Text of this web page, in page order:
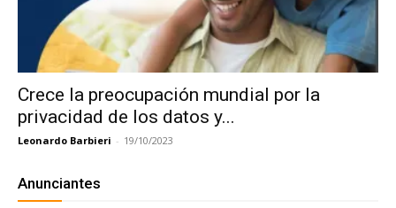
Crece la preocupación mundial por la
privacidad de los datos y...
Leonardo Barbieri - 19/10/2023
Anunciantes